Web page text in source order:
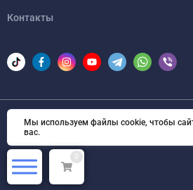
Контакты
© 2026 Areon-ua. Все
0
Мы используем файлы cookie, чтобы
вас.